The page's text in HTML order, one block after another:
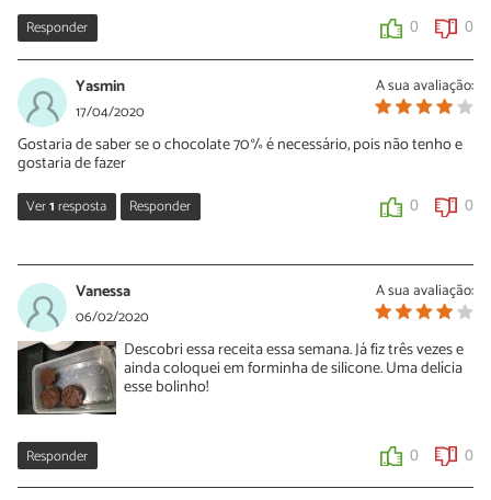
Responder 0 0
A sua avaliação:
Yasmin
17/04/2020
Gostaria de saber se o chocolate 70% é necessário, pois não tenho e
gostaria de fazer
Ver1resposta Responder 0 0
20/04/2020
Oi Yasmin, o chocolate 70% é recomendado, no entanto pode
usar outro chocolate em barra.
0
A sua avaliação:
Vanessa
06/02/2020
Descobri essa receita essa semana. Já fiz três vezes e
ainda coloquei em forminha de silicone. Uma delícia
esse bolinho!
Responder 0 0